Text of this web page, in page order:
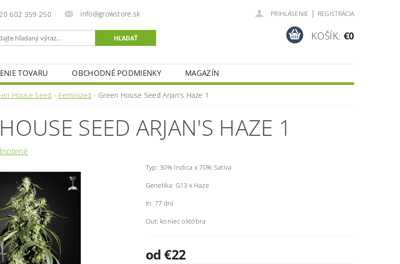
602 359 250 info@growstore.sk PRIHLÁSENIE | REGISTRÁCIA
KOŠÍK: €0
TOVARU OBCHODNÉ PODMIENKY MAGAZÍN
House Seed Feminized Green House Seed Arjan's Haze 1
SEED ARJAN'S HAZE 1
Typ: 30% Indica x 70% Sativa
Genetika: G13 x Haze
In: 77 dní
Out: koniec októbra
od €22